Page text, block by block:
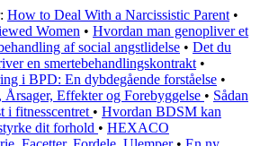
How to Deal With a Narcissistic Parent •
Women • Hvordan man genopliver et
af social angstlidelse • Det du
en smertebehandlingskontrakt •
i BPD: En dybdegående forståelse •
Effekter og Forebyggelse • Sådan
i fitnesscentret • Hvordan BDSM kan
dit forhold • HEXACO